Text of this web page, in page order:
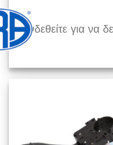
Συνδεθείτε για να